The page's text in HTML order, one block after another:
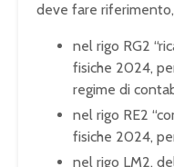
deve fare
nel rigo RG2
fisiche 2024,
regime di
nel rigo RE2
fisiche 2024,
nel rigo LM2,